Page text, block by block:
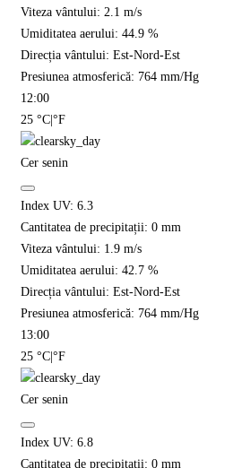
Viteza vântului: 2.1 m/s
Umiditatea aerului: 44.9 %
Direcția vântului: Est-Nord-Est
Presiunea atmosferică: 764 mm/Hg
12:00
25 °C °F
Cer senin
Index UV: 6.3
Cantitatea de precipitații: 0 mm
Viteza vântului: 1.9 m/s
Umiditatea aerului: 42.7 %
Direcția vântului: Est-Nord-Est
Presiunea atmosferică: 764 mm/Hg
13:00
25 °C °F
Cer senin
Index UV: 6.8
Cantitatea de precipitații: 0 mm